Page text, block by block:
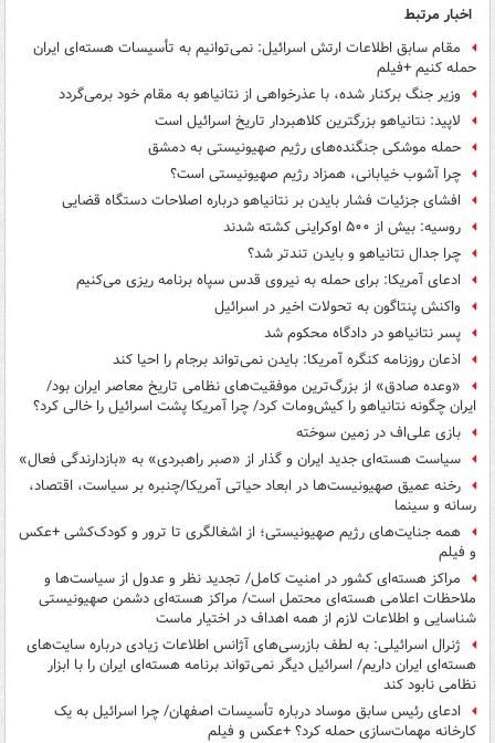
اخبار مرتبط
مقام سابق اطلاعات ارتش اسرائیل: نمی‌توانیم به تأسیسات هسته‌ای ایران
حمله کنیم +فیلم
وزیر جنگ برکنار شده، با عذرخواهی از نتانیاهو به مقام خود برمی‌گردد
لاپید: نتانیاهو بزرگترین کلاهبردار تاریخ اسرائیل است
حمله موشکی جنگنده‌های رژیم صهیونیستی به دمشق
چرا آشوب خیابانی، همزاد رژیم صهیونیستی است؟
افشای جزئیات فشار بایدن بر نتانیاهو درباره اصلاحات دستگاه قضایی
روسیه: بیش از ۵۰۰ اوکراینی کشته شدند
چرا جدال نتانیاهو و بایدن تندتر شد؟
ادعای آمریکا: برای حمله به نیروی قدس سپاه برنامه ریزی می‌کنیم
واکنش پنتاگون به تحولات اخیر در اسرائیل
پسر نتانیاهو در دادگاه محکوم شد
اذعان روزنامه کنگره آمریکا: بایدن نمی‌تواند برجام را احیا کند
«وعده صادق» از بزرگ‌ترین موفقیت‌های نظامی تاریخ معاصر ایران بود/
ایران چگونه نتانیاهو را کیش‌ومات کرد/ چرا آمریکا پشت اسرائیل را خالی کرد؟
بازی علی‌اف در زمین سوخته
سیاست هسته‌ای جدید ایران و گذار از «صبر راهبردی» به «بازدارندگی فعال»
رخنه عمیق صهیونیست‌ها در ابعاد حیاتی آمریکا/چنبره بر سیاست، اقتصاد،
رسانه و سینما
همه جنایت‌های رژیم صهیونیستی؛ از اشغالگری تا ترور و کودک‌کشی +عکس
و فیلم
مراکز هسته‌ای کشور در امنیت کامل/ تجدید نظر و عدول از سیاست‌ها و
ملاحظات اعلامی هسته‌ای محتمل است/ مراکز هسته‌ای دشمن صهیونیستی
شناسایی و اطلاعات لازم از همه اهداف در اختیار ماست
ژنرال اسرائیلی: به لطف بازرسی‌های آژانس اطلاعات زیادی درباره سایت‌های
هسته‌ای ایران داریم/ اسرائیل دیگر نمی‌تواند برنامه هسته‌ای ایران را با ابزار
نظامی ‌نابود کند
ادعای رئیس سابق موساد درباره تأسیسات اصفهان/ چرا اسرائیل به یک
کارخانه مهمات‌سازی حمله کرد؟ +عکس و فیلم